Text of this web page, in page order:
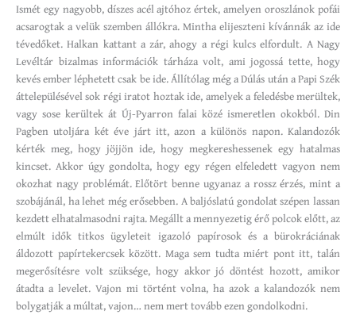
Ismét egy nagyobb, díszes acél ajtóhoz értek, amelyen oroszlánok pofái
acsarogtak a velük szemben állókra. Mintha elijeszteni kívánnák az ide
tévedőket. Halkan kattant a zár, ahogy a régi kulcs elfordult. A Nagy
Levéltár bizalmas információk tárháza volt, ami jogossá tette, hogy
kevés ember léphetett csak be ide. Állítólag még a Dúlás után a Papi Szék
áttelepülésével sok régi iratot hoztak ide, amelyek a feledésbe merültek,
vagy sose kerültek át Új-Pyarron falai közé ismeretlen okokból. Din
Pagben utoljára két éve járt itt, azon a különös napon. Kalandozók
kérték meg, hogy jöjjön ide, hogy megkereshessenek egy hatalmas
kincset. Akkor úgy gondolta, hogy egy régen elfeledett vagyon nem
okozhat nagy problémát. Előtört benne ugyanaz a rossz érzés, mint a
szobájánál, ha lehet még erősebben. A baljóslatú gondolat szépen lassan
kezdett elhatalmasodni rajta. Megállt a mennyezetig érő polcok előtt, az
elmúlt idők titkos ügyleteit igazoló papírosok és a bürokráciának
áldozott papírtekercsek között. Maga sem tudta miért pont itt, talán
megerősítésre volt szüksége, hogy akkor jó döntést hozott, amikor
átadta a levelet. Vajon mi történt volna, ha azok a kalandozók nem
bolygatják a múltat, vajon… nem mert tovább ezen gondolkodni.